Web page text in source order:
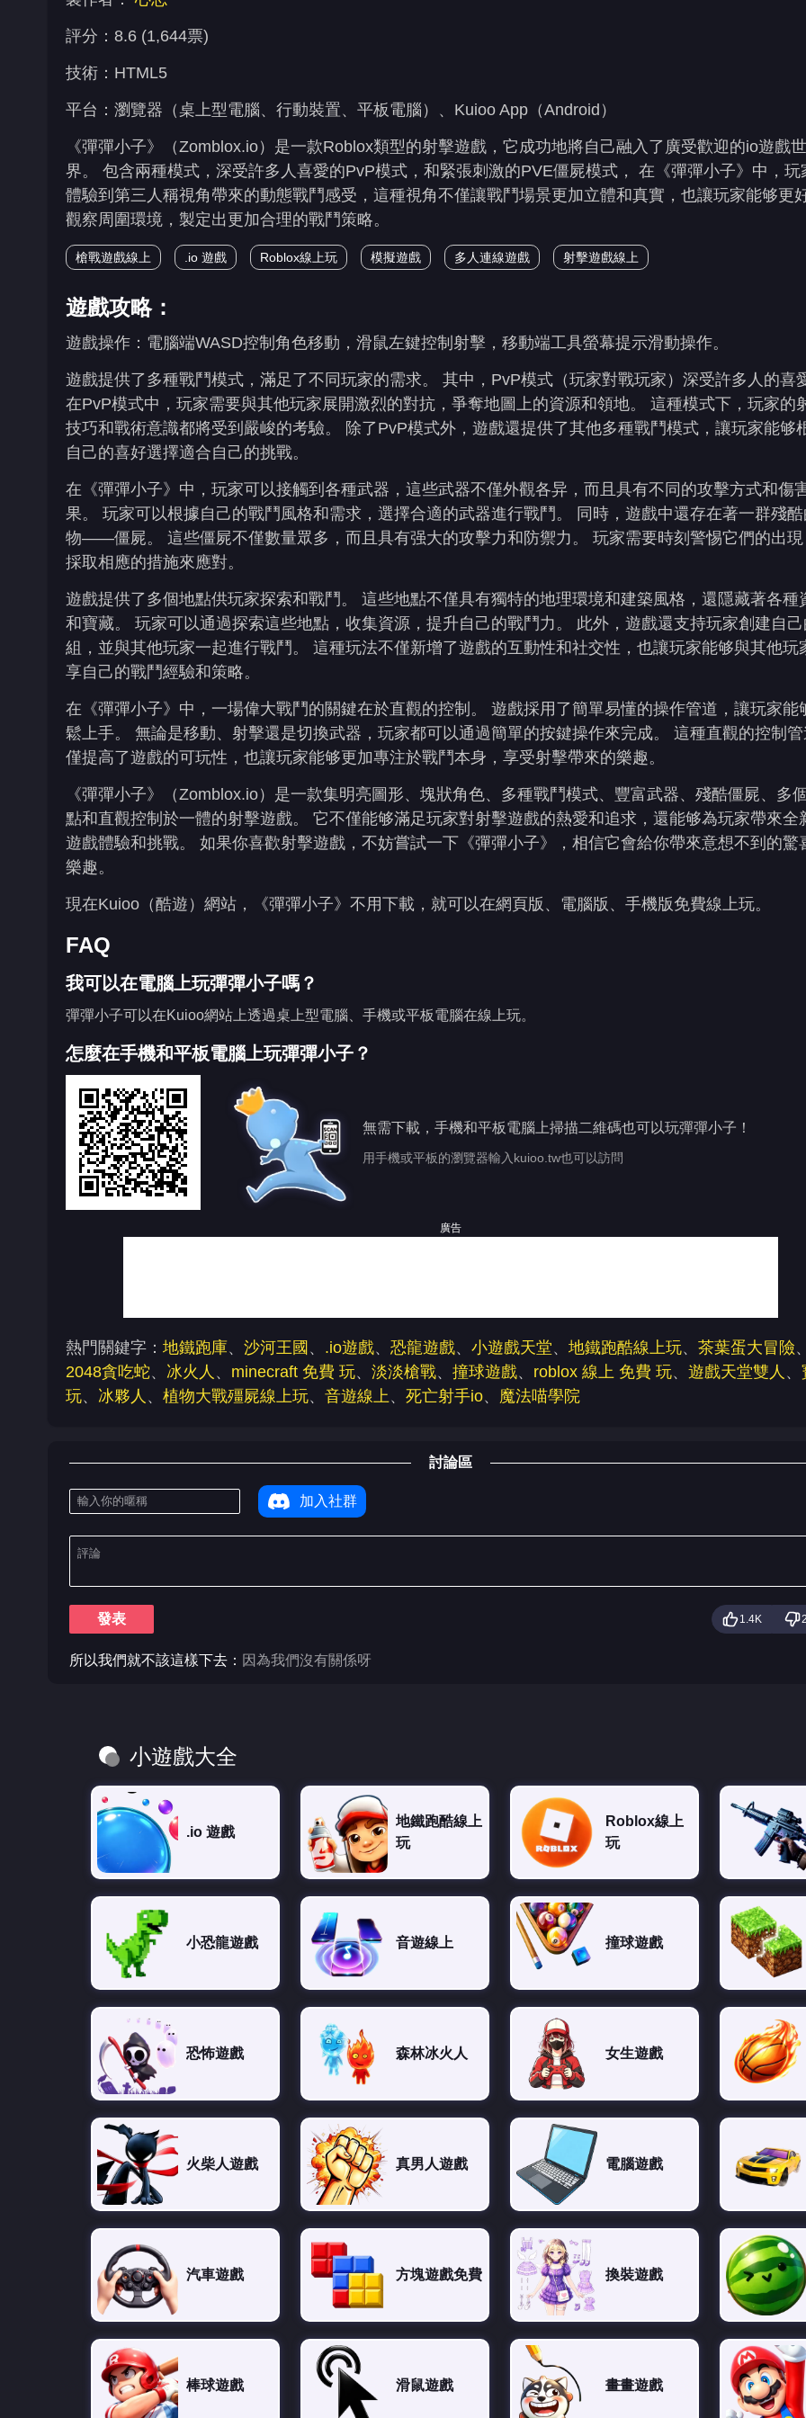
評分：8.6 (1,644票)
技術：HTML5
平台：瀏覽器（桌上型電腦、行動裝置、平板電腦）、Kuioo App（Android）
《彈彈小子》（Zomblox.io）是一款Roblox類型的射擊遊戲，它成功地將自己融入了廣受歡迎的io遊戲世
界。 包含兩種模式，深受許多人喜愛的PvP模式，和緊張刺激的PVE僵屍模式， 在《彈彈小子》中，玩
體驗到第三人稱視角帶來的動態戰鬥感受，這種視角不僅讓戰鬥場景更加立體和真實，也讓玩家能够更
觀察周圍環境，製定出更加合理的戰鬥策略。
槍戰遊戲線上 .io 遊戲 Roblox線上玩 模擬遊戲 多人連線遊戲 射擊遊戲線上
遊戲攻略：
遊戲操作：電腦端WASD控制角色移動，滑鼠左鍵控制射擊，移動端工具螢幕提示滑動操作。
遊戲提供了多種戰鬥模式，滿足了不同玩家的需求。 其中，PvP模式（玩家對戰玩家）深受許多人的喜
在PvP模式中，玩家需要與其他玩家展開激烈的對抗，爭奪地圖上的資源和領地。 這種模式下，玩家的
技巧和戰術意識都將受到嚴峻的考驗。 除了PvP模式外，遊戲還提供了其他多種戰鬥模式，讓玩家能够
自己的喜好選擇適合自己的挑戰。
在《彈彈小子》中，玩家可以接觸到各種武器，這些武器不僅外觀各异，而且具有不同的攻擊方式和傷
果。 玩家可以根據自己的戰鬥風格和需求，選擇合適的武器進行戰鬥。 同時，遊戲中還存在著一群殘
物——僵屍。 這些僵屍不僅數量眾多，而且具有强大的攻擊力和防禦力。 玩家需要時刻警惕它們的出
採取相應的措施來應對。
遊戲提供了多個地點供玩家探索和戰鬥。 這些地點不僅具有獨特的地理環境和建築風格，還隱藏著各種
和寶藏。 玩家可以通過探索這些地點，收集資源，提升自己的戰鬥力。 此外，遊戲還支持玩家創建自
組，並與其他玩家一起進行戰鬥。 這種玩法不僅新增了遊戲的互動性和社交性，也讓玩家能够與其他玩
享自己的戰鬥經驗和策略。
在《彈彈小子》中，一場偉大戰鬥的關鍵在於直觀的控制。 遊戲採用了簡單易懂的操作管道，讓玩家能
鬆上手。 無論是移動、射擊還是切換武器，玩家都可以通過簡單的按鍵操作來完成。 這種直觀的控制
僅提高了遊戲的可玩性，也讓玩家能够更加專注於戰鬥本身，享受射擊帶來的樂趣。
《彈彈小子》（Zomblox.io）是一款集明亮圖形、塊狀角色、多種戰鬥模式、豐富武器、殘酷僵屍、多
點和直觀控制於一體的射擊遊戲。 它不僅能够滿足玩家對射擊遊戲的熱愛和追求，還能够為玩家帶來全
遊戲體驗和挑戰。 如果你喜歡射擊遊戲，不妨嘗試一下《彈彈小子》，相信它會給你帶來意想不到的驚
樂趣。
現在Kuioo（酷遊）網站，《彈彈小子》不用下載，就可以在網頁版、電腦版、手機版免費線上玩。
FAQ
我可以在電腦上玩彈彈小子嗎？
彈彈小子可以在Kuioo網站上透過桌上型電腦、手機或平板電腦在線上玩。
怎麼在手機和平板電腦上玩彈彈小子？
無需下載，手機和平板電腦上掃描二維碼也可以玩彈彈小子！
用手機或平板的瀏覽器輸入kuioo.tw也可以訪問
廣告
熱門關鍵字： 地鐵跑庫、 沙河王國 、 .io遊戲、 恐龍遊戲、 小遊戲天堂、 地鐵跑酷線上玩、 茶葉蛋大冒險
2048貪吃蛇、 冰火人 、 minecraft 免費 玩、 淡淡槍戰、 撞球遊戲、 roblox 線上 免費 玩、 遊戲天堂雙人 、
玩、 冰夥人 、 植物大戰殭屍線上玩、 音遊線上、 死亡射手io、 魔法喵學院
討論區
加入社群
發表 1.4K
所以我們就不該這樣下去： 因為我們沒有關係呀
小遊戲大全
.io 遊戲
地鐵跑酷線上
玩
Roblox線上
玩
小恐龍遊戲 音遊線上 撞球遊戲
恐怖遊戲 森林冰火人 女生遊戲
火柴人遊戲 真男人遊戲 電腦遊戲
汽車遊戲 方塊遊戲免費 換裝遊戲
棒球遊戲 滑鼠遊戲 畫畫遊戲